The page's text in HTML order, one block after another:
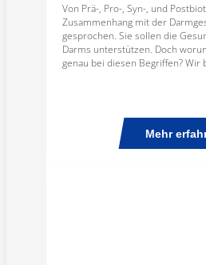
Von Prä-, Pro-, Syn-, und
Zusammenhang mit der
gesprochen. Sie sollen die
Darms unterstützen. Doch
genau bei diesen Begriffen? Wir
Mehr